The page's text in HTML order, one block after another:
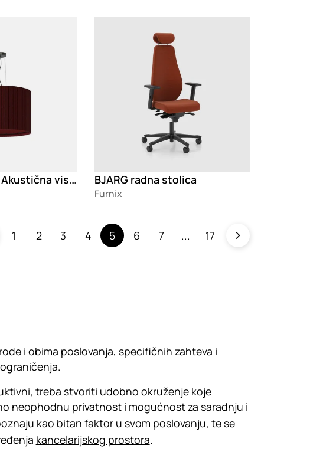
UMBRA ROUND Akustična visilica BJARG radna stolica
Furnix
1 2 3 4 5 6 7 17
i obima poslovanja, specifičnih zahteva i
treba stvoriti udobno okruženje koje
neophodnu privatnost i mogućnost za saradnju i
kao bitan faktor u svom poslovanju, te se
kancelarijskog prostora.